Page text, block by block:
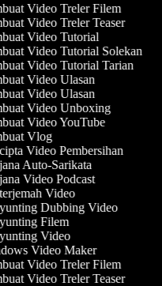
Video Treler Filem
Video Treler Teaser
Video Tutorial
Video Tutorial Solekan
Video Tutorial Tarian
Video Ulasan
Video Ulasan
Video Unboxing
Video YouTube
Vlog
Video Pembersihan
Auto-Sarikata
Video Podcast
Video
Dubbing Video
Filem
Video
Video Maker
Video Treler Filem
Video Treler Teaser